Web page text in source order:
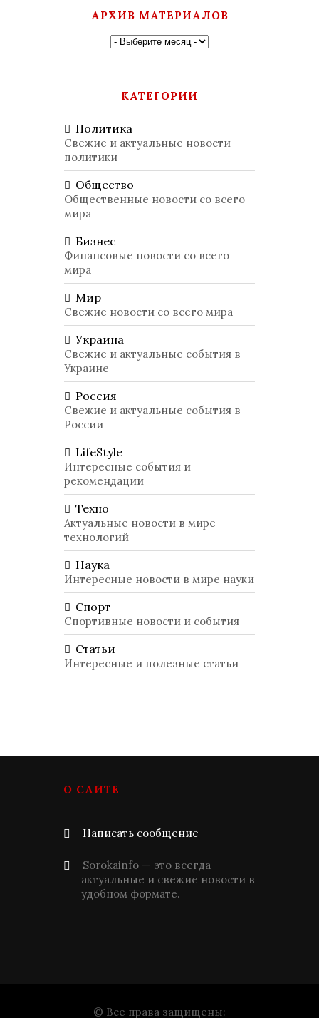
АРХИВ МАТЕРИАЛОВ
КАТЕГОРИИ
Политика
Свежие и актуальные новости
политики
Общество
Общественные новости со всего
мира
Бизнес
Финансовые новости со всего
мира
Мир
Свежие новости со всего мира
Украина
Свежие и актуальные события в
Украине
Россия
Свежие и актуальные события в
России
LifeStyle
Интересные события и
рекомендации
Техно
Актуальные новости в мире
технологий
Наука
Интересные новости в мире науки
Спорт
Спортивные новости и события
Статьи
Интересные и полезные статьи
О САЙТЕ
Написать сообщение
Sorokainfo — это всегда
актуальные и свежие новости в
удобном формате.
© Все права защищены: